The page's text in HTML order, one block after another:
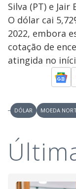
Silva (PT) e Jair
O dólar cai
2022, embora
cotação de
atingida no
DÓLAR MOEDA